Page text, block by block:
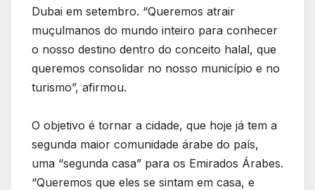
Dubai em setembro. “Queremos atrair
muçulmanos do mundo inteiro para conhecer
o nosso destino dentro do conceito halal, que
queremos consolidar no nosso município e no
turismo”, afirmou.
O objetivo é tornar a cidade, que hoje já tem a
segunda maior comunidade árabe do país,
uma “segunda casa” para os Emirados Árabes.
“Queremos que eles se sintam em casa, e